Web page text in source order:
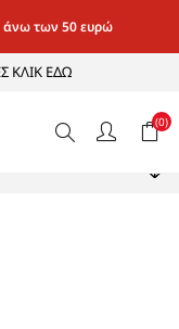
άνω των 50 ευρώ
ΚΛΙΚ ΕΔΩ
(0)